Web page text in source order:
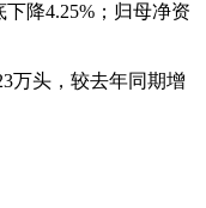
降4.25%；归母净资
万头，较去年同期增